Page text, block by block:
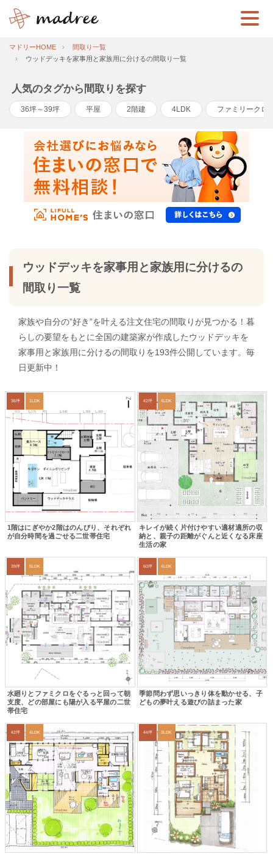
マドリーHOME
間取り一覧
ウッドデッキを家事用と家族用に分けるの間取り一覧
人気のタグから間取りを探す
36坪～39坪 平屋 2階建 4LDK ファミリークロ
ウッドデッキを家事用と家族用に分けるの
間取り一覧
家族や自分の”好き”を叶える注文住宅の間取りが見つかる！暮
らしの要望をもとに全国の建築家が作成したウッドデッキを
家事用と家族用に分けるの間取りを193件公開しています。毎
日更新中！
36坪 1LDK
1階はにぎやか2階はのんびり、それぞれ
が自分時間を過ごせる二世帯住宅
42坪 4LDK
キレイが続く片付けやすい適材適所の収
納と、親子の距離がぐんと近くなる床座
生活の家
39坪 5LDK
水廻りとファミクロをぐるっと回って朝
支度、どの部屋にも陽が入る平屋の二世
帯住宅
60坪 4LDK
季節問わず思いっきり体を動かせる、子
どもの夢叶える遊びの詰まった家
42坪 4LDK 44坪 3LDK